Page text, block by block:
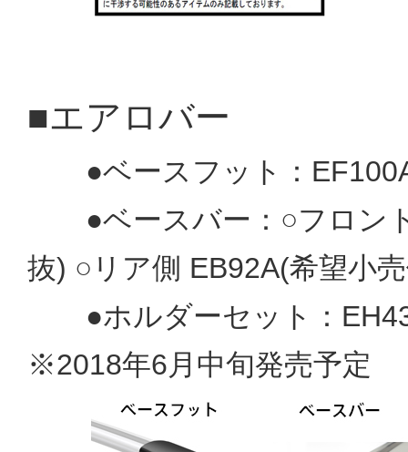
■エアロバー
●ベースフット：
●ベースバー：○フロント
抜) ○リア側 EB92A(希望小
●ホルダーセット：
※2018年6月中旬発売予定